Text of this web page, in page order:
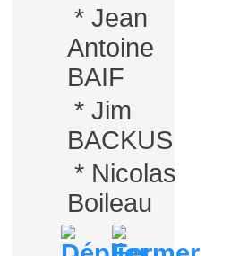
* Jean
Antoine
BAIF
* Jim
BACKUS
* Nicolas
Boileau